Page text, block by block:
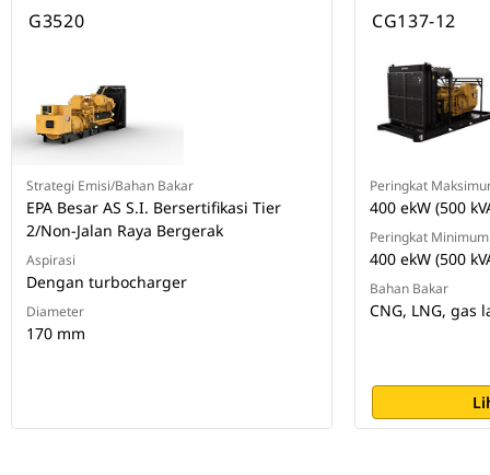
G3520
Strategi Emisi/Bahan Bakar
EPA Besar AS S.I. Bersertifikasi Tier
2/Non-Jalan Raya Bergerak
Aspirasi
Dengan turbocharger
Diameter
170 mm
CG137-12
Peringkat
400 ekW (500
Peringkat Minimum
400 ekW (500
Bahan Bakar
CNG, LNG, gas